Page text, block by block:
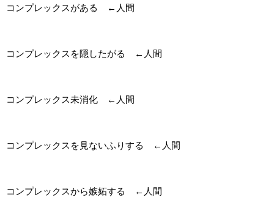
コンプレックスがある ←人間
コンプレックスを隠したがる ←人間
コンプレックス未消化 ←人間
コンプレックスを見ないふりする ←人間
コンプレックスから嫉妬する ←人間